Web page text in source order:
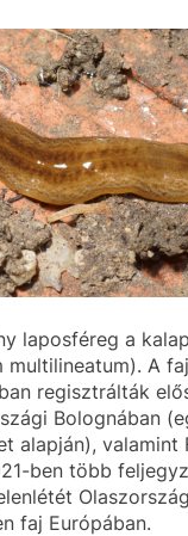
laposféreg a
multilineatum). A
regisztrálták
Bolognában
alapján), valamint
ben több
faj Európában.